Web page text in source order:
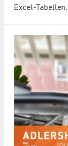
Excel-